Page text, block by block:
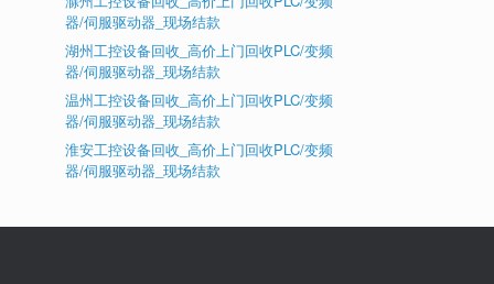
器/伺服驱动器_现场结款
湖州工控设备回收_高价上门回收PLC/变频
器/伺服驱动器_现场结款
温州工控设备回收_高价上门回收PLC/变频
器/伺服驱动器_现场结款
淮安工控设备回收_高价上门回收PLC/变频
器/伺服驱动器_现场结款